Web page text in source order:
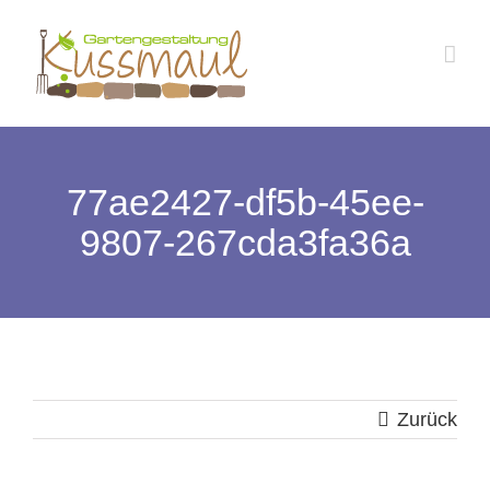
Inhalt
springen
77ae2427-df5b-45ee-
9807-267cda3fa36a
Zurück